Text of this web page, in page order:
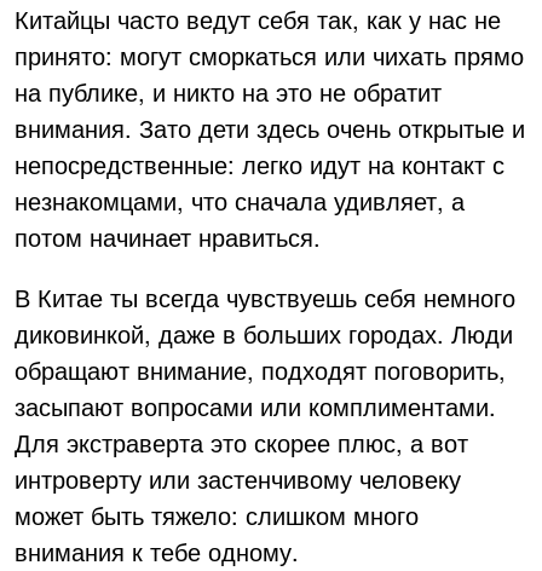
Китайцы часто ведут себя так, как у нас не
принято: могут сморкаться или чихать прямо
на публике, и никто на это не обратит
внимания. Зато дети здесь очень открытые и
непосредственные: легко идут на контакт с
незнакомцами, что сначала удивляет, а
потом начинает нравиться.
В Китае ты всегда чувствуешь себя немного
диковинкой, даже в больших городах. Люди
обращают внимание, подходят поговорить,
засыпают вопросами или комплиментами.
Для экстраверта это скорее плюс, а вот
интроверту или застенчивому человеку
может быть тяжело: слишком много
внимания к тебе одному.